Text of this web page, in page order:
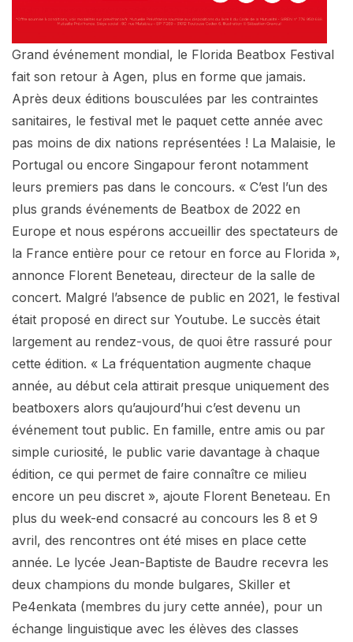
Grand événement mondial, le Florida Beatbox Festival
fait son retour à Agen, plus en forme que jamais.
Après deux éditions bousculées par les contraintes
sanitaires, le festival met le paquet cette année avec
pas moins de dix nations représentées ! La Malaisie, le
Portugal ou encore Singapour feront notamment
leurs premiers pas dans le concours. « C’est l’un des
plus grands événements de Beatbox de 2022 en
Europe et nous espérons accueillir des spectateurs de
la France entière pour ce retour en force au Florida »,
annonce Florent Beneteau, directeur de la salle de
concert. Malgré l’absence de public en 2021, le festival
était proposé en direct sur Youtube. Le succès était
largement au rendez-vous, de quoi être rassuré pour
cette édition. « La fréquentation augmente chaque
année, au début cela attirait presque uniquement des
beatboxers alors qu’aujourd’hui c’est devenu un
événement tout public. En famille, entre amis ou par
simple curiosité, le public varie davantage à chaque
édition, ce qui permet de faire connaître ce milieu
encore un peu discret », ajoute Florent Beneteau. En
plus du week-end consacré au concours les 8 et 9
avril, des rencontres ont été mises en place cette
année. Le lycée Jean-Baptiste de Baudre recevra les
deux champions du monde bulgares, Skiller et
Pe4enkata (membres du jury cette année), pour un
échange linguistique avec les élèves des classes